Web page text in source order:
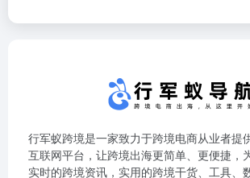
行军蚁跨境是一家致力于跨境电商从业者提
互联网平台，让跨境出海更简单、更便捷，
实时的跨境资讯，实用的跨境干货、工具、